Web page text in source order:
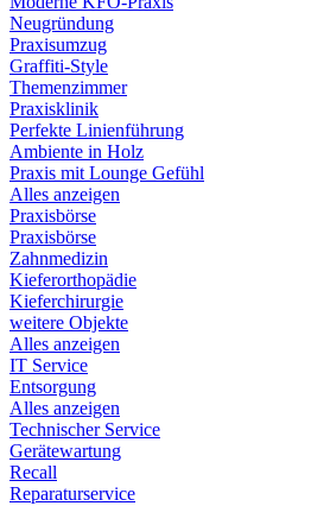
Neugründung
Praxisumzug
Graffiti-Style
Themenzimmer
Praxisklinik
Perfekte Linienführung
Ambiente in Holz
Praxis mit Lounge Gefühl
Alles anzeigen
Praxisbörse
Praxisbörse
Zahnmedizin
Kieferorthopädie
Kieferchirurgie
weitere Objekte
Alles anzeigen
IT Service
Entsorgung
Alles anzeigen
Technischer Service
Gerätewartung
Recall
Reparaturservice